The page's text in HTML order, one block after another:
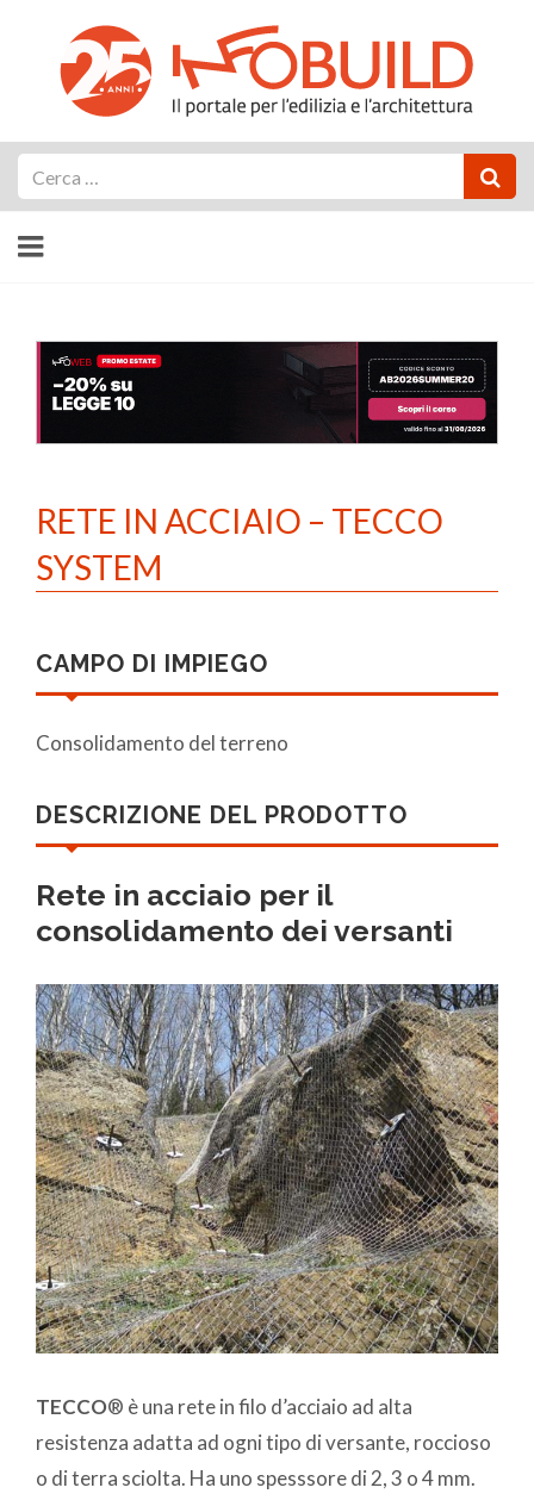
RETE IN ACCIAIO – TECCO
SYSTEM
CAMPO DI IMPIEGO
Consolidamento del terreno
DESCRIZIONE DEL PRODOTTO
Rete in acciaio per il
consolidamento dei versanti
TECCO® è una rete in filo d’acciaio ad alta
resistenza adatta ad ogni tipo di versante, roccioso
o di terra sciolta. Ha uno spesssore di 2, 3 o 4 mm.